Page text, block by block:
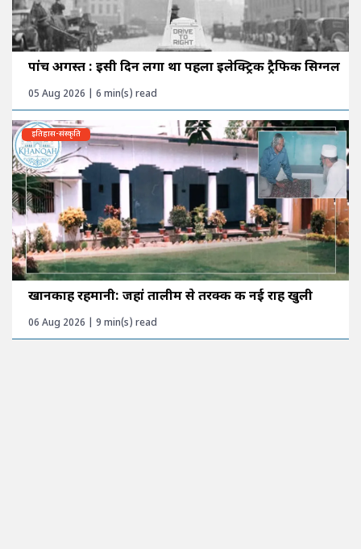
पांच अगस्त : इसी दिन लगा था पहला इलेक्ट्रिक ट्रैफिक सिग्नल
05 Aug 2026 | 6 min(s) read
इतिहास-संस्कृति
खानकाह रहमानी: जहां तालीम से तरक्की की नई राह खुली
06 Aug 2026 | 9 min(s) read